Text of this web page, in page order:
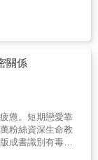
實且情真意切，
懷疑、忌妒不
又面臨動盪，坦
辦人當我們選
開了潘朵拉的盒
恐懼、不安、對
來不及學會關於
己的困難、自我
出來。我一邊閱
景，熟悉的臉
補好後，才能收
什麼與為何渴望
生茉莉」、開始
愛戀結束後的心
只會產生更多
更多能給的愛。
是一部充滿力量
、婚姻和自我實
莉．羅登．溫特
了一個女人成為
能用對方法、化
留住，不再讓每
的關係賽局＝心
不是出在「誰
搭錯了線。有人
人假裝沒事，心
贏裡掙扎時，再
係賽局」為核
話」逐一解析，
帶你一步步開啟
教你看懂僵局背
態一步步化解死
媽……你們是否曾
到天翻地覆，甚
次衝突，都是一
才與思緒多麼清
的「死局對
好接的球，對方
自己不夠好，或
可能只是發力點
關係
憊。短期戀愛靠
粉絲資深生命教
成書識別有毒的